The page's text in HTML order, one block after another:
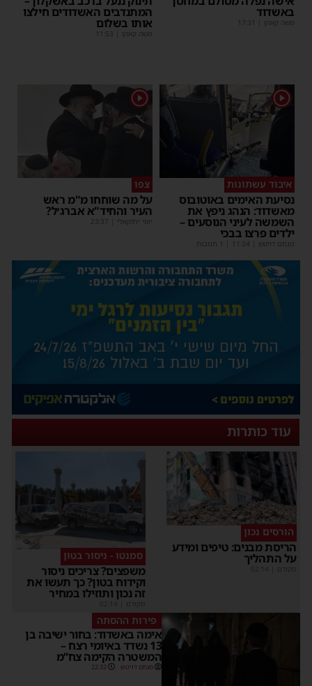
באשדוד
משה קאהן 17:31
המתנדבים האשדודים חילצו
אותו בשלום
משה קאהן 11:53
1
איבוד עשתונות
נסיעת האימים באוטובוס
מאשדוד: הנהג ניפץ את
השמשה לעיני הנוסעים –
ילדים פרצו בבכי
מנחם דויטש 11:34
1
צפו
על מה שוחחו מ"מ ראש
העיר והחיד"א אברג׳ל?
יוסי יחזקאלי 23:37
עוד כותרות
הורסים נכון
הריסת מבנים: טיפים ומידע
על התהליך
מקודם
סמנטו - ניסור בטון
משפצים? צריכים ניסור
וקידוח בטון? כך תעשו את
זה נכון ותוזילו במחיר
מקודם
פירות ההסתה
אימה באשדוד: בחור ישיבה בן
13 נשדד באיומי רצח –
המשטרה הקימה צח”מ
מנחם דויטש 22:32